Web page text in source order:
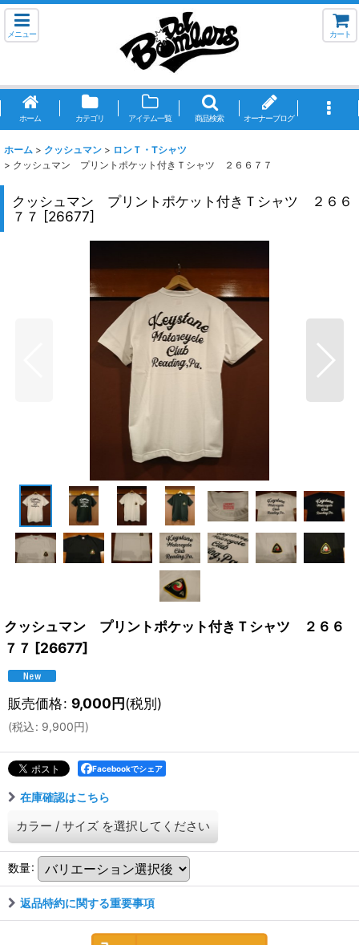
メニュー カート
ホーム カテゴリ アイテム一覧 商品検索 オーナーブログ
ホーム > クッシュマン > ロンＴ・Tシャツ
> クッシュマン プリントポケット付きＴシャツ ２６６７７
クッシュマン プリントポケット付きＴシャツ ２６６
７７ [26677]
クッシュマン プリントポケット付きＴシャツ ２６６
７７ [26677]
販売価格: 9,000円(税別)
(税込: 9,900円)
Facebookでシェア
在庫確認はこちら
カラー / サイズ を選択してください
数量:
返品特約に関する重要事項